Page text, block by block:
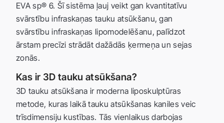
EVA sp® 6. Šī sistēma ļauj veikt gan kvantitatīvu
svārstību infraskaņas tauku atsūkšanu, gan
svārstību infraskaņas lipomodelēšanu, palīdzot
ārstam precīzi strādāt dažādās ķermeņa un sejas
zonās.
Kas ir 3D tauku atsūkšana?
3D tauku atsūkšana ir moderna liposkulptūras
metode, kuras laikā tauku atsūkšanas kaniles veic
trīsdimensiju kustības. Tās vienlaikus darbojas